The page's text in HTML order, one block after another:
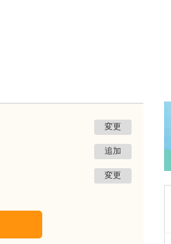
変更
追加
変更